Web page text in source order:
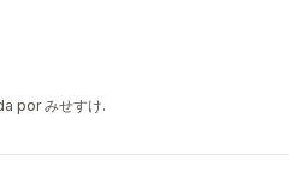
por みせすけ.